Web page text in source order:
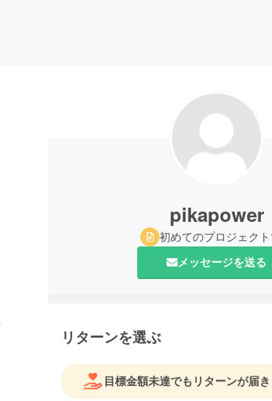
pikapower
初めてのプロジェク
メッセージを送る
リターンを選ぶ
目標金額未達でもリターンが届